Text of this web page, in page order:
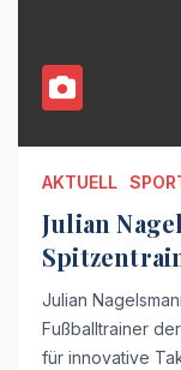
AKTUELL
Julian
Julian
Fußballtrainer
für innovative